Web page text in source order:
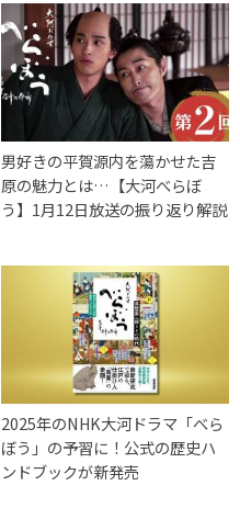
男好きの平賀源内を蕩かせた吉
原の魅力とは…【大河べらぼ
う】1月12日放送の振り返り解説
2025年のNHK大河ドラマ「べら
ぼう」の予習に！公式の歴史ハ
ンドブックが新発売